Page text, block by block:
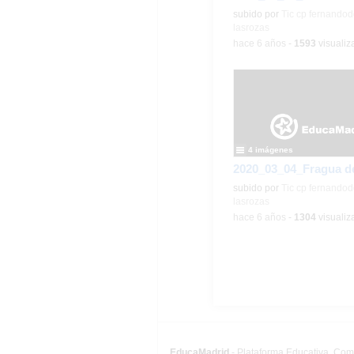
subido por
hace 6 años - 1593
subido por
4 imágenes
hace 6 años - 1304